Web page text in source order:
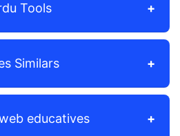
Tools
Similars
educatives